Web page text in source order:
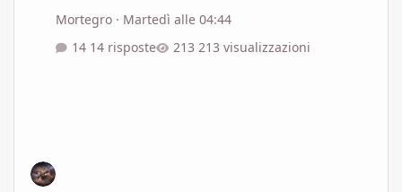
Mortegro · Martedì alle 04:44
14 risposte
213 visualizzazioni